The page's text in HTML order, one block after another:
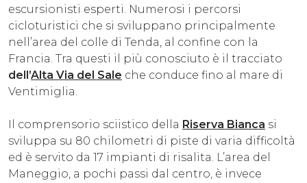
escursionisti esperti. Numerosi i percorsi
cicloturistici che si sviluppano principalmente
nell’area del colle di Tenda, al confine con la
Francia. Tra questi il più conosciuto è il tracciato
dell’Alta Via del Sale che conduce fino al mare di
Ventimiglia.
Il comprensorio sciistico della Riserva Bianca si
sviluppa su 80 chilometri di piste di varia difficoltà
ed è servito da 17 impianti di risalita. L’area del
Maneggio, a pochi passi dal centro, è invece